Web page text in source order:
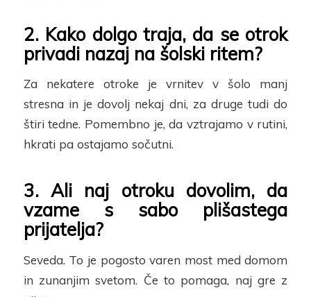
2. Kako dolgo traja, da se otrok
privadi nazaj na šolski ritem?
Za nekatere otroke je vrnitev v šolo manj
stresna in je dovolj nekaj dni, za druge tudi do
štiri tedne. Pomembno je, da vztrajamo v rutini,
hkrati pa ostajamo sočutni.
3. Ali naj otroku dovolim, da
vzame s sabo plišastega
prijatelja?
Seveda. To je pogosto varen most med domom
in zunanjim svetom. Če to pomaga, naj gre z